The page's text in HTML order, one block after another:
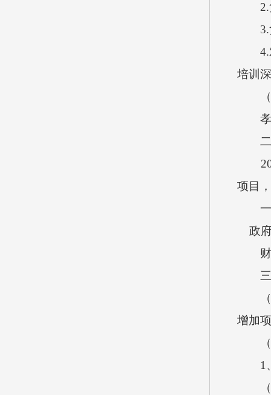
2.负
3.负
4.对
培训
（
孝义
二
项目
一般
政府
财政
三
（一
增加
（
1、
（1